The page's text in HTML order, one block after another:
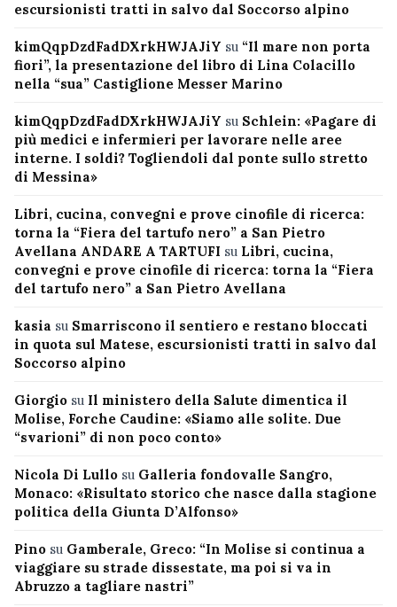
escursionisti tratti in salvo dal Soccorso alpino
kimQqpDzdFadDXrkHWJAJiY su “Il mare non porta
fiori”, la presentazione del libro di Lina Colacillo
nella “sua” Castiglione Messer Marino
kimQqpDzdFadDXrkHWJAJiY su Schlein: «Pagare di
più medici e infermieri per lavorare nelle aree
interne. I soldi? Togliendoli dal ponte sullo stretto
di Messina»
Libri, cucina, convegni e prove cinofile di ricerca:
torna la “Fiera del tartufo nero” a San Pietro
Avellana ANDARE A TARTUFI su Libri, cucina,
convegni e prove cinofile di ricerca: torna la “Fiera
del tartufo nero” a San Pietro Avellana
kasia su Smarriscono il sentiero e restano bloccati
in quota sul Matese, escursionisti tratti in salvo dal
Soccorso alpino
Giorgio su Il ministero della Salute dimentica il
Molise, Forche Caudine: «Siamo alle solite. Due
“svarioni” di non poco conto»
Nicola Di Lullo su Galleria fondovalle Sangro,
Monaco: «Risultato storico che nasce dalla stagione
politica della Giunta D’Alfonso»
Pino su Gamberale, Greco: “In Molise si continua a
viaggiare su strade dissestate, ma poi si va in
Abruzzo a tagliare nastri”